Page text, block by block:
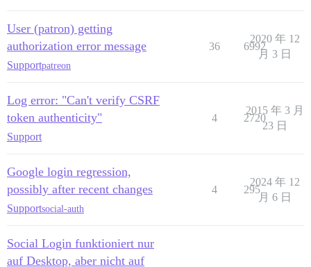
User (patron) getting
authorization error message
Supportpatreon
36 6992
2020 年 12
月 3 日
Log error: "Can't verify CSRF
token authenticity"
Support
4 2720
2015 年 3 月
23 日
Google login regression,
possibly after recent changes
Supportsocial-auth
4 295
2024 年 12
月 6 日
Social Login funktioniert nur
auf Desktop, aber nicht auf